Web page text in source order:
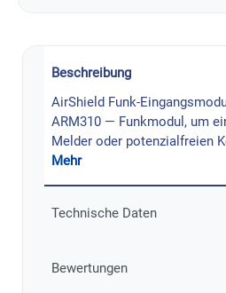
Beschreibung
AirShield Funk-
ARM310 — Funkmodul, um
Melder oder potenzialfreien
Mehr
Technische Daten
Bewertungen